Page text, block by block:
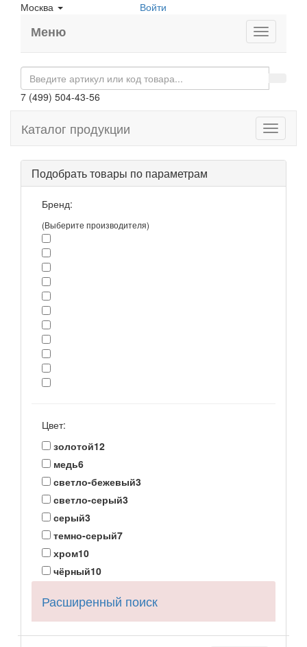
Москва Войти
Меню
7 (499) 504-43-56
Toggle
Каталог продукции
Подобрать товары по параметрам
Бренд:
(Выберите производителя)
Цвет:
золотой12
медь6
светло-бежевый3
светло-серый3
серый3
темно-серый7
хром10
чёрный10
Расширенный поиск